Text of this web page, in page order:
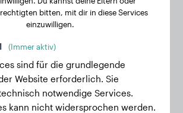
Rhodesian
Besitzern
jetzt kostenlos und erhalte
registrierten Hunde der
bitten, mit dir in diese Services
einzuwilligen.
(Immer aktiv)
sind für die grundlegende
Website erforderlich. Sie
notwendige Services.
kann nicht widersprochen werden.